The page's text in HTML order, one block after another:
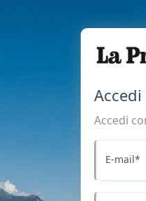
Accedi
Accedi
E-mail*